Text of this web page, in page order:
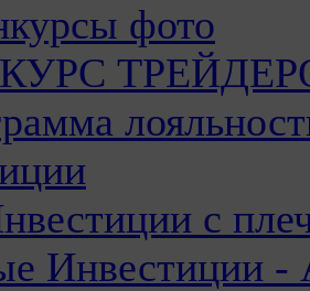
фото
с
Инвестиции -